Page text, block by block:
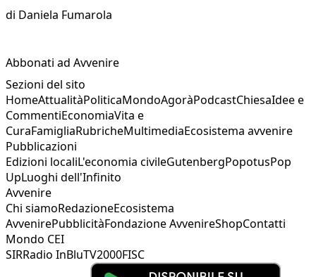
di Daniela Fumarola
Abbonati ad Avvenire
Sezioni del sito
HomeAttualitàPoliticaMondoAgoràPodcastChiesaIdee e
CommentiEconomiaVita e
CuraFamigliaRubricheMultimediaEcosistema avvenire
Pubblicazioni
Edizioni localiL'economia civileGutenbergPopotusPop
UpLuoghi dell'Infinito
Avvenire
Chi siamoRedazioneEcosistema
AvvenirePubblicitàFondazione AvvenireShopContatti
Mondo CEI
SIRRadio InBluTV2000FISC